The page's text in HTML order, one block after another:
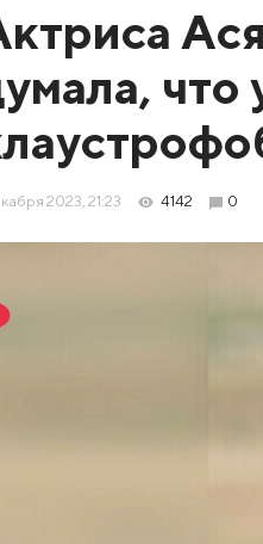
что
2023, 21:23 4142 0